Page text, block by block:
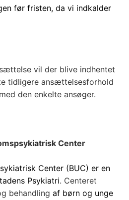
før fristen, da vi indkalder
vil der blive indhentet
tidligere ansættelsesforhold
den enkelte ansøger.
Center
Center (BUC) er en
Psykiatri. Centeret
behandling af børn og unge